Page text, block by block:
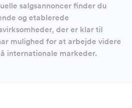
salgsannoncer finder du
og etablerede
der er klar til
mulighed for at arbejde videre
internationale markeder.